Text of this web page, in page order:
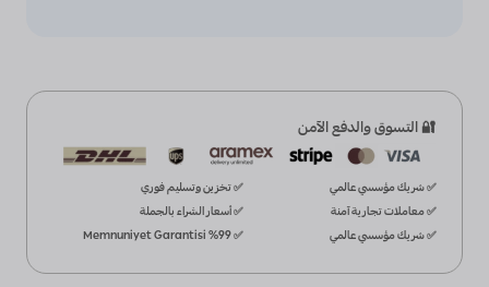
🔐 التسوق والدفع الآمن
✅ شريك مؤسسي عالمي
✅ تخزين وتسليم فوري
✅ معاملات تجارية آمنة
✅ أسعار الشراء بالجملة
✅ شريك مؤسسي عالمي
✅ %99 Memnuniyet Garantisi